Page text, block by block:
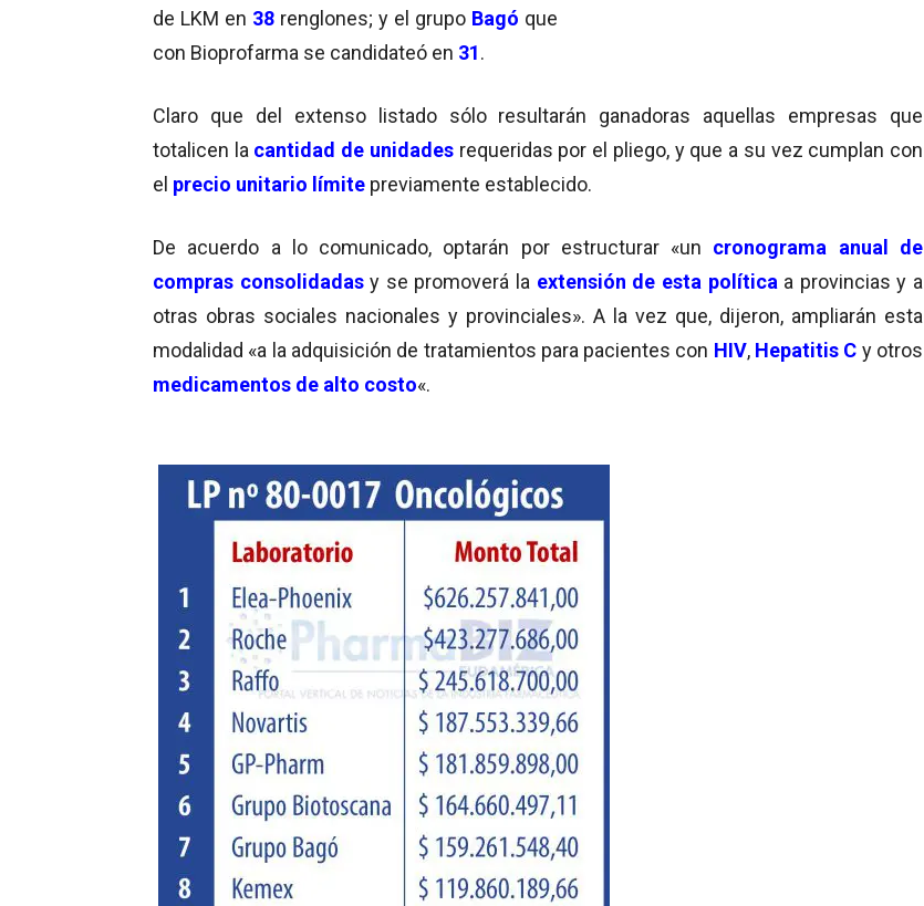
de LKM en 38 renglones; y el grupo Bagó que
con Bioprofarma se candidateó en 31.
Claro que del extenso listado sólo resultarán ganadoras aquellas empresas que
totalicen la cantidad de unidades requeridas por el pliego, y que a su vez cumplan con
el precio unitario límite previamente establecido.
De acuerdo a lo comunicado, optarán por estructurar «un cronograma anual de
compras consolidadas y se promoverá la extensión de esta política a provincias y a
otras obras sociales nacionales y provinciales». A la vez que, dijeron, ampliarán esta
modalidad «a la adquisición de tratamientos para pacientes con HIV,Hepatitis C y otros
medicamentos de alto costo«.